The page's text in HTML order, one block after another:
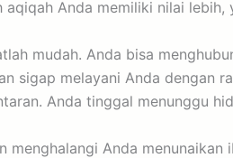
aqiqah Anda memiliki nilai
mudah. Anda bisa
sigap melayani Anda dengan
Anda tinggal menunggu
menghalangi Anda